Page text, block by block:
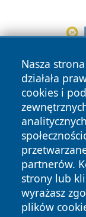
Nasza
działała
cookies i
partnerów.
strony lub
wyrażasz
plików
Copyright © 2026
News Autorzy